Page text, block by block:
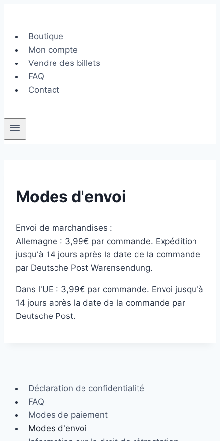
contenuBoutique
Mon compte
Vendre des billets
FAQ
Contact
Modes d'envoi
Envoi de marchandises :
Allemagne : 3,99€ par commande. Expédition
jusqu'à 14 jours après la date de la commande
par Deutsche Post Warensendung.
Dans l'UE : 3,99€ par commande. Envoi jusqu'à
14 jours après la date de la commande par
Deutsche Post.
Déclaration de confidentialité
FAQ
Modes de paiement
Modes d'envoi